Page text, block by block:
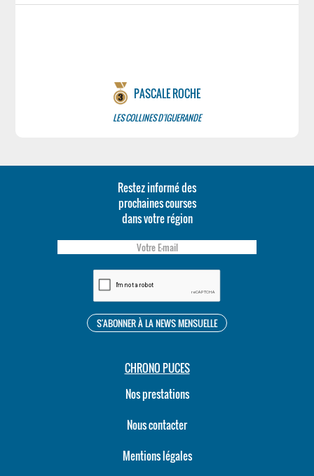
PASCALE ROCHE
LES COLLINES D'IGUERANDE
Restez informé des
prochaines courses
dans votre région
CHRONO PUCES
Nos prestations
Nous contacter
Mentions légales